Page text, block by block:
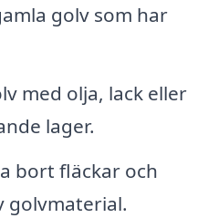
golv som har
med olja, lack eller
lager.
bort fläckar och
golvmaterial.